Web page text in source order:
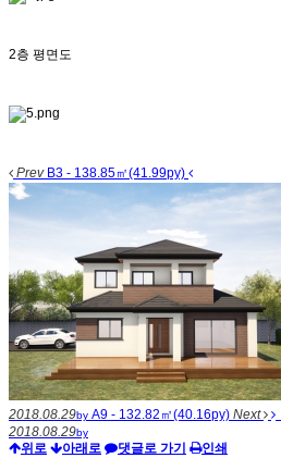
2층 평면도
PrevB3 - 138.85㎡(41.99py)
2018.08.29by A9 - 132.82㎡(40.16py) Next
2018.08.29by
위로 아래로 댓글로 가기 인쇄